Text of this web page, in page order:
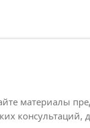
материалы
консультаций,